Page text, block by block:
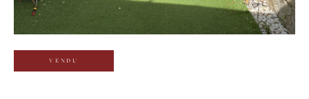
VENDU
Pièces
Référence